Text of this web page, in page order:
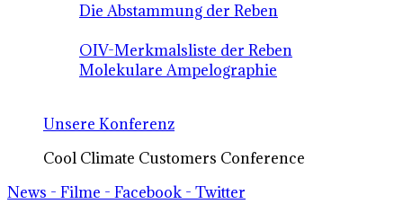
Die Abstammung der Reben
OIV-Merkmalsliste der Reben
Molekulare Ampelographie
Unsere Konferenz
Cool Climate Customers Conference
News - Filme - Facebook - Twitter